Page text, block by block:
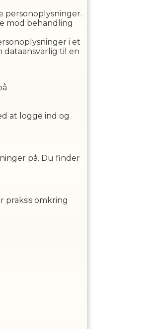
personoplysninger.
mod behandling
i et
til en
at logge ind og
på. Du finder
praksis omkring